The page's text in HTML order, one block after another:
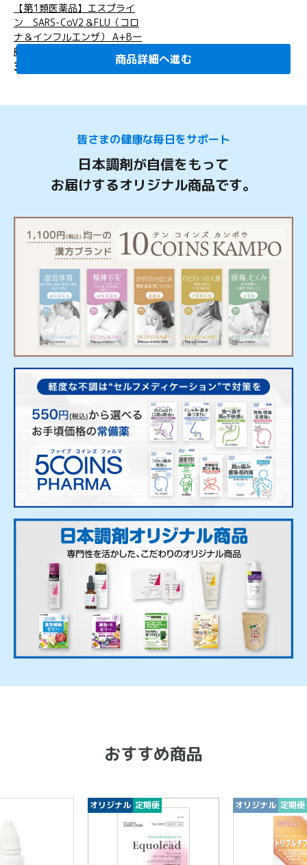
商品詳細へ進む
商品詳細へ進む
商品詳細へ進む
商品詳細へ進む
【第1類医薬品】エスプライ
ン SARS-CoV2＆FLU（コロ
ナ＆インフルエンザ） A+B一
般用２テスト分
3,960 商品詳細へ進む
皆さまの健康な毎日をサポート
日本調剤が自信をもって
お届けするオリジナル商品です。
おすすめ商品
オリジナル 定期便